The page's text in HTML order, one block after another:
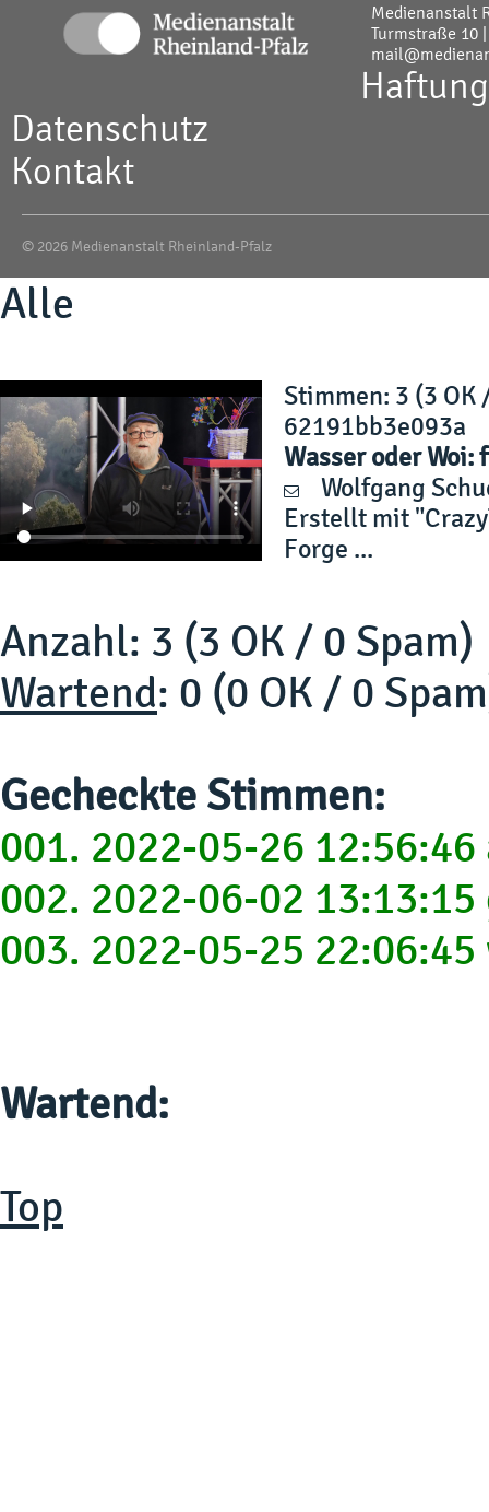
Medienanstalt
Turmstraße 10
Datenschutz
Kontakt
© 2026 Medienanstalt Rheinland-Pfalz
Alle
Stimmen: 3 (3 OK
62191bb3e093a
Wasser oder Woi:
Wolfgang
Erstellt mit
Forge ...
Anzahl: 3 (3 OK / 0 Spam)
Wartend: 0 (0 OK / 0
Gecheckte Stimmen:
001. 2022-05-26
002. 2022-06-02
003. 2022-05-25
Wartend:
Top